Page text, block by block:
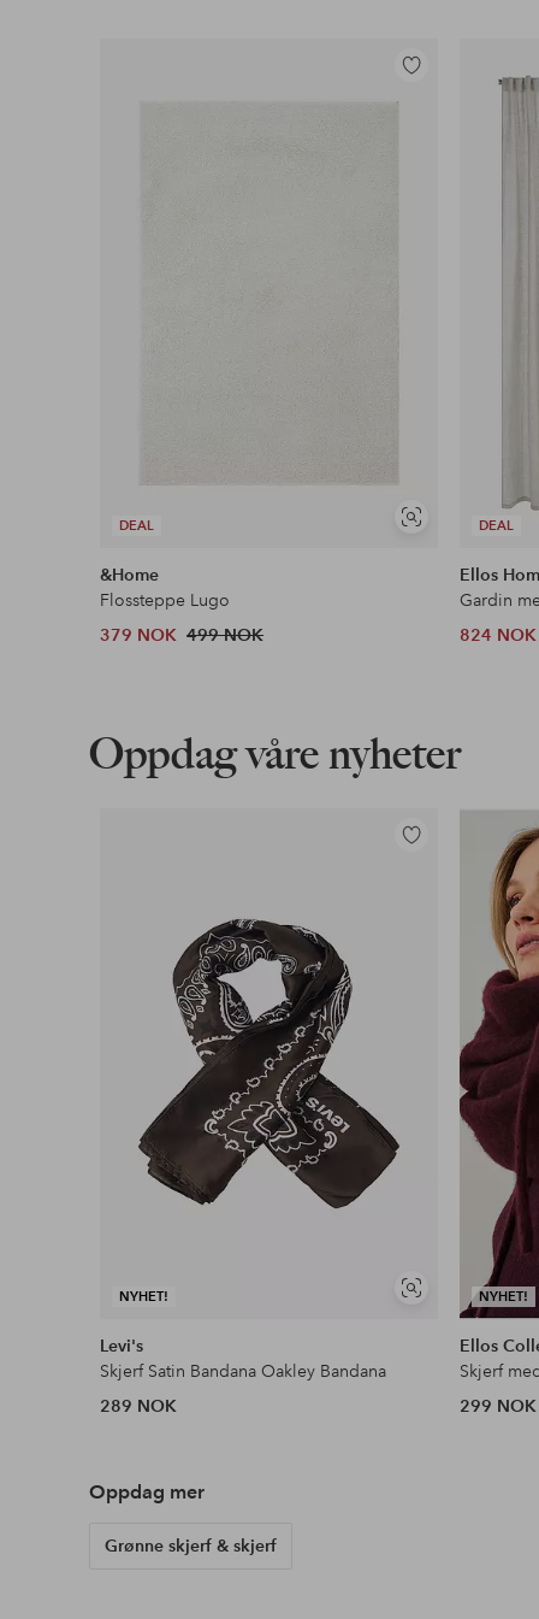
DEAL
Vis
Legg
til
&Home
Flossteppe Lugo
379 NOK 499 NOK
DEAL
Ellos
824 NOK
Oppdag våre nyheter
NYHET!
Vis
lignende
Legg
Levi's
Skjerf Satin Bandana Oakley Bandana
289 NOK
NYHET!
Ellos
Skjerf
299 NOK
Oppdag mer
Grønne skjerf & skjerf